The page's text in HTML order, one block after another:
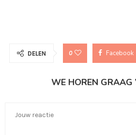
DELEN 0 Facebook
WE HOREN GRAAG